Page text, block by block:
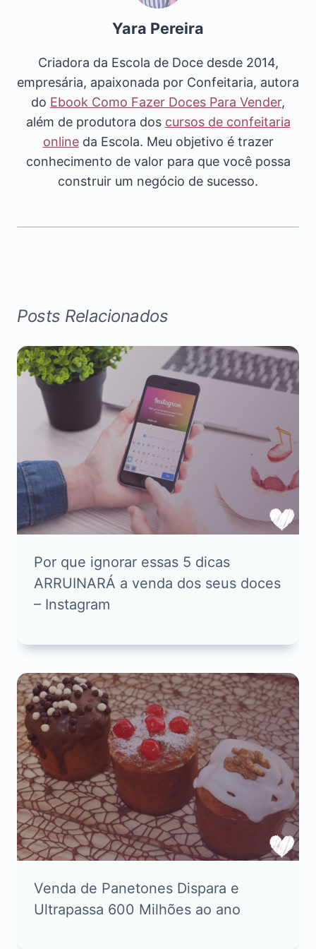
Yara Pereira
Criadora da Escola de Doce desde 2014,
empresária, apaixonada por Confeitaria, autora
do Ebook Como Fazer Doces Para Vender,
além de produtora dos cursos de confeitaria
onlineda Escola. Meu objetivo é trazer
conhecimento de valor para que você possa
construir um negócio de sucesso.
Posts Relacionados
Por que ignorar essas 5 dicas
ARRUINARÁ a venda dos seus doces
– Instagram
Venda de Panetones Dispara e
Ultrapassa 600 Milhões ao ano